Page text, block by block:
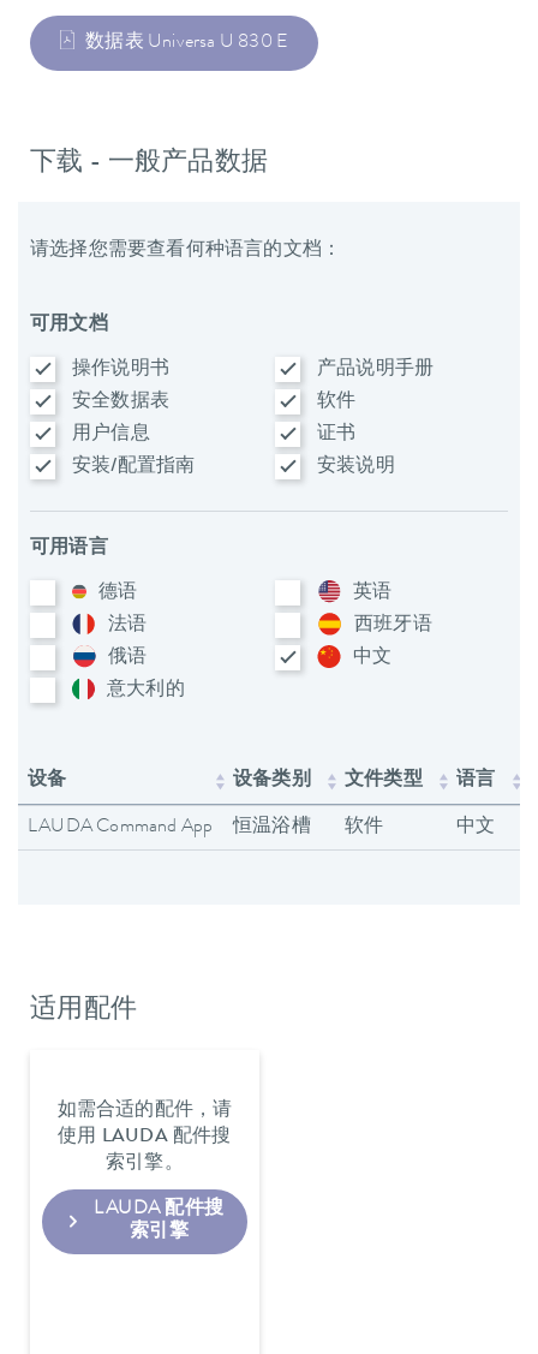
数据表 Universa U 830 E
下载 - 一般产品数据
请选择您需要查看何种语言的文档：
可用文档
操作说明书
产品说明手册
安全数据表
软件
用户信息
证书
安装/配置指南
安装说明
可用语言
德语
英语
法语
西班牙语
俄语
中文
意大利​的
设备 设备类别 文件类型 语言
LAUDA Command App 恒温浴槽 软件 中文
适用配件
如需合适的配件，请
使用 LAUDA 配件搜
索引擎。
LAUDA 配件搜
索引擎